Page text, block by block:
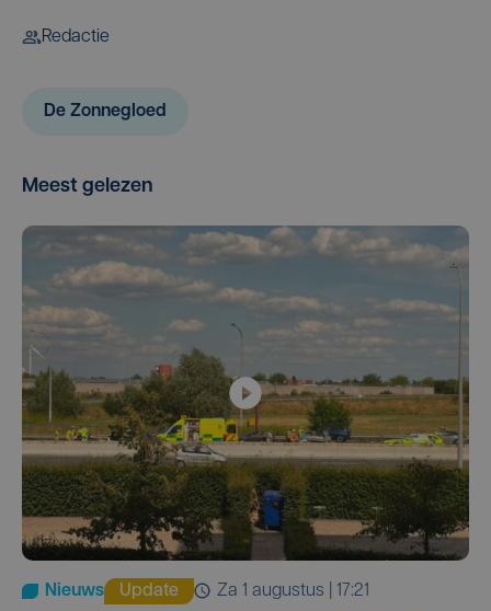
Redactie
De Zonnegloed
Meest gelezen
Nieuws Update
za 1 augustus | 17:21